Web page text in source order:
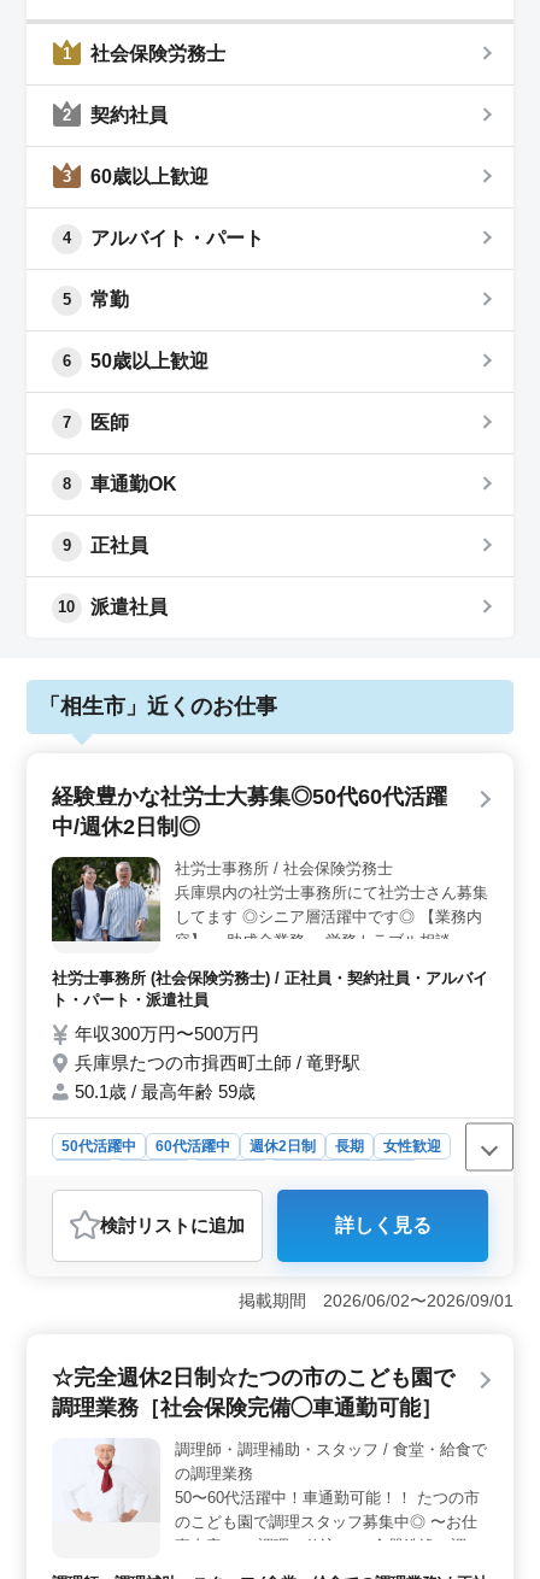
1 社会保険労務士
2 契約社員
3 60歳以上歓迎
4 アルバイト・パート
5 常勤
6 50歳以上歓迎
7 医師
8 車通勤OK
9 正社員
10 派遣社員
「相生市」近くのお仕事
経験豊かな社労士大募集◎50代60代活躍
中/週休2日制◎
社労士事務所 / 社会保険労務士
兵庫県内の社労士事務所にて社労士さん募集
してます ◎シニア層活躍中です◎ 【業務内
容】 ・助成金業務 ・労務トラブル相談 ・就
業規則作成 ・人事評価制度 等 ＊備考＊ ・
社会保険完備 ・50代以上新規採用実績あり
皆様のご応募お待ちしております！
社労士事務所 (社会保険労務士) / 正社員・契約社員・アルバイ
ト・パート・派遣社員
年収300万円〜500万円
兵庫県たつの市揖西町土師 / 竜野駅
50.1歳 / 最高年齢 59歳
50代活躍中 60代活躍中 週休2日制 長期
女性歓迎
おすすめポイント
＜シニア層の活躍の場＞ この求人の特長は、50代60代
の経験豊かな社労士を大募集している点です。シニア層
が自身の豊富な経験を存分に活かし、新たな挑戦ができ
業務内容＞ 社労士事務所経験6ヶ月以上を求め、幅広い
業務に携わることができます。助成金業務、労務トラブ
り、スキル向上が期待できます。仕事において成長と充
実感を実感できる環境が整っています。 ＜働きやす
い環境＞ 週休2日制で、土日祝が休みとなっており、働
きやすいスケジュールが確保されています。また、残業
時間も月10時間程度で、仕事と生活のバランスが大切に
検討リスト に追加 詳しく見る
掲載期間 2026/06/02〜2026/09/01
☆完全週休2日制☆たつの市のこども園で
調理業務［社会保険完備◯車通勤可能］
調理師・調理補助・スタッフ / 食堂・給食で
の調理業務
50〜60代活躍中！車通勤可能！！ たつの市
のこども園で調理スタッフ募集中◎ 〜お仕
事内容〜 ・調理・仕込み ・食器洗浄・調理
補助 ＊＊備考＊＊ ・週休2日制 ・社会保険